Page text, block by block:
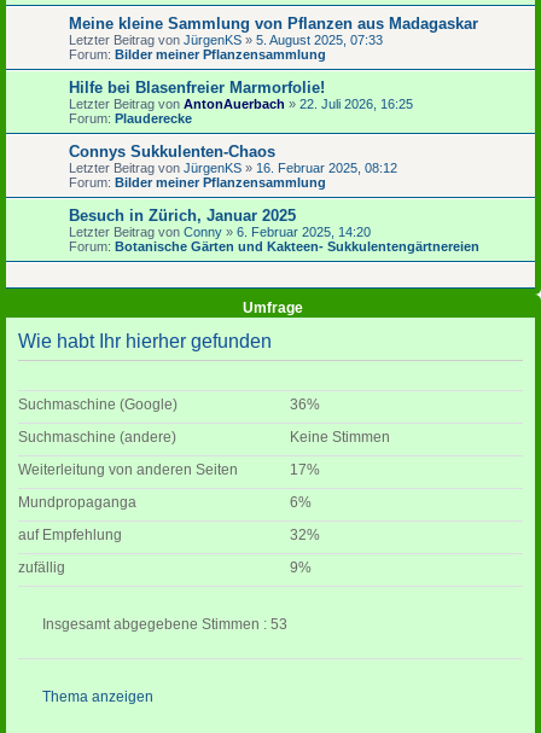
Meine kleine Sammlung von Pflanzen aus Madagaskar
Letzter Beitrag von JürgenKS » 5. August 2025, 07:33
Forum: Bilder meiner Pflanzensammlung
Hilfe bei Blasenfreier Marmorfolie!
Letzter Beitrag von AntonAuerbach » 22. Juli 2026, 16:25
Forum: Plauderecke
Connys Sukkulenten-Chaos
Letzter Beitrag von JürgenKS » 16. Februar 2025, 08:12
Forum: Bilder meiner Pflanzensammlung
Besuch in Zürich, Januar 2025
Letzter Beitrag von Conny » 6. Februar 2025, 14:20
Forum: Botanische Gärten und Kakteen- Sukkulentengärtnereien
Umfrage
Wie habt Ihr hierher gefunden
Suchmaschine (Google)
36%
Suchmaschine (andere)
Keine Stimmen
Weiterleitung von anderen Seiten
17%
Mundpropaganga
6%
auf Empfehlung
32%
zufällig
9%
Insgesamt abgegebene Stimmen : 53
Thema anzeigen